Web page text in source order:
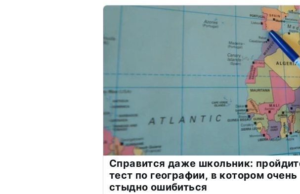
Справится даже школьник:
тест по географии, в котором очень
стыдно ошибиться